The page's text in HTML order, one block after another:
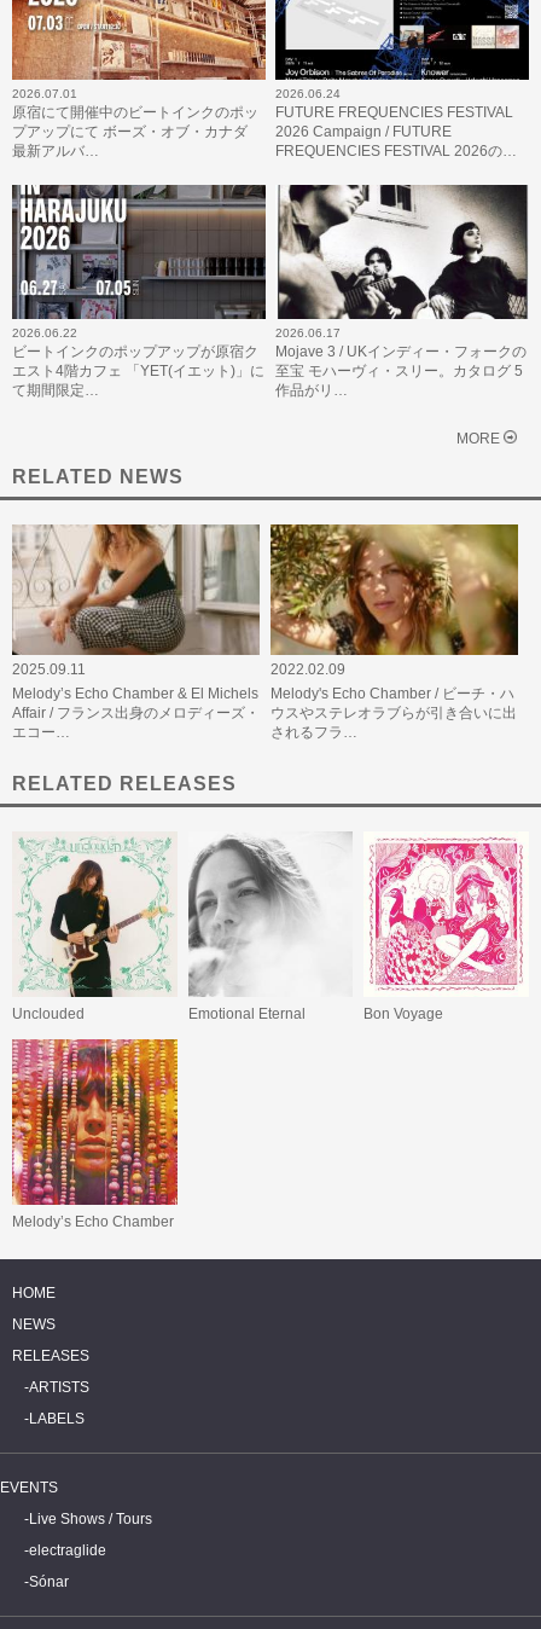
2026.07.01
原宿にて開催中のビートインクのポッ
プアップにて ボーズ・オブ・カナダ
最新アルバ…
2026.06.24
FUTURE FREQUENCIES FESTIVAL
2026 Campaign / FUTURE
FREQUENCIES FESTIVAL 2026の…
2026.06.22
ビートインクのポップアップが原宿ク
エスト4階カフェ 「YET(イエット)」に
て期間限定…
2026.06.17
Mojave 3 / UKインディー・フォークの
至宝 モハーヴィ・スリー。カタログ 5
作品がリ…
MORE
RELATED NEWS
2025.09.11
Melody’s Echo Chamber & El Michels
Affair / フランス出身のメロディーズ・
エコー…
2022.02.09
Melody's Echo Chamber / ビーチ・ハ
ウスやステレオラブらが引き合いに出
されるフラ…
RELATED RELEASES
Unclouded Emotional Eternal Bon Voyage
Melody’s Echo Chamber
HOME
NEWS
RELEASES
ARTISTS
LABELS
EVENTS
Live Shows / Tours
electraglide
Sónar